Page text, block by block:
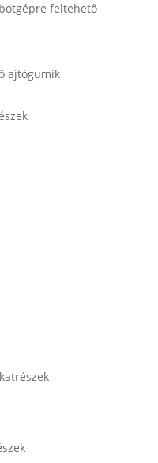
feltehető
ajtógumik